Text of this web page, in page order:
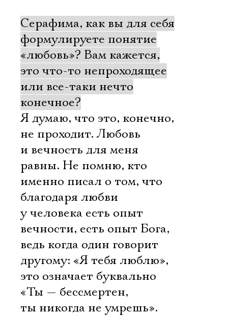
Серафима, как вы для себя
формулируете понятие
«любовь»? Вам кажется,
это что-то непроходящее
или все-таки нечто
конечное?
Я думаю, что это, конечно,
не проходит. Любовь
и вечность для меня
равны. Не помню, кто
именно писал о том, что
благодаря любви
у человека есть опыт
вечности, есть опыт Бога,
ведь когда один говорит
другому: «Я тебя люблю»,
это означает буквально
«Ты — бессмертен,
ты никогда не умрешь».